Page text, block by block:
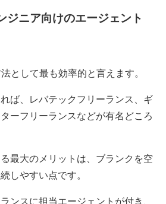
ジニア向けのエージェント
として最も効率的と言えます。
ば、レバテックフリーランス、ギ
ーフリーランスなどが有名どころ
最大のメリットは、ブランクを空
しやすい点です。
ンスに担当エージェントが付き、